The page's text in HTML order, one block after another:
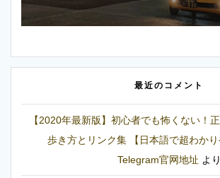
最近のコメント
【2020年最新版】初心者でも怖くない！
歩き方とリンク集 【日本語で超わかり
Telegram官网地址 より